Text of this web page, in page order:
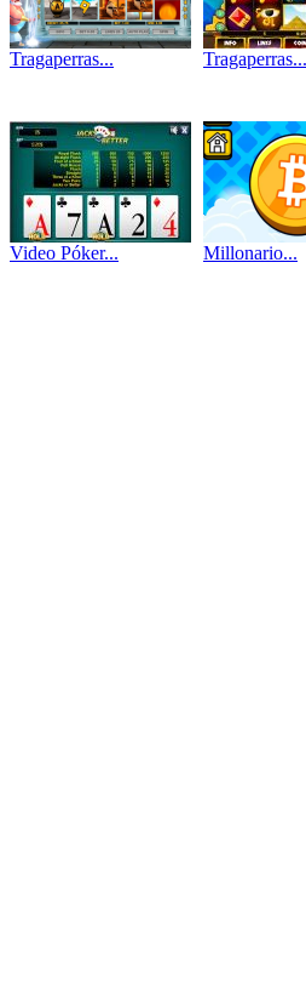
Tragaperras... Tragaperras...
Video Póker... Millonario...